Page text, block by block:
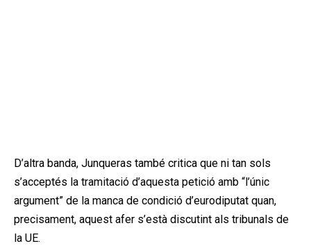
D’altra banda, Junqueras també critica que ni tan sols
s’acceptés la tramitació d’aquesta petició amb “l’únic
argument” de la manca de condició d’eurodiputat quan,
precisament, aquest afer s’està discutint als tribunals de
la UE.